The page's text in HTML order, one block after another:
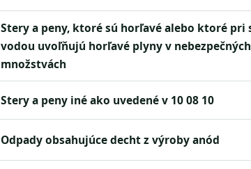
stery a peny, ktoré sú horľavé alebo ktoré pri styku s
vodou uvoľňujú horľavé plyny v nebezpečných
množstvách
stery a peny iné ako uvedené v 10 08 10
odpady obsahujúce decht z výroby anód